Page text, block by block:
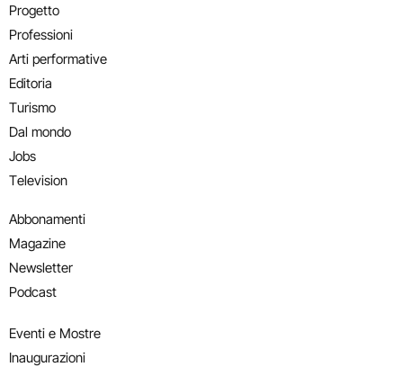
Progetto
Professioni
Arti performative
Editoria
Turismo
Dal mondo
Jobs
Television
Abbonamenti
Magazine
Newsletter
Podcast
Eventi e Mostre
Inaugurazioni